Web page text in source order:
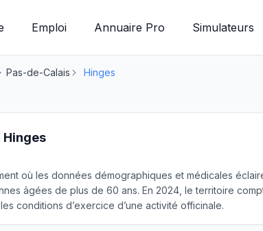
Emploi Annuaire Pro Simulateurs
Pas-de-Calais Hinges
Hinges
où les données démographiques et médicales
âgées de plus de 60 ans. En 2024, le territoire
conditions d’exercice d’une activité officinale.